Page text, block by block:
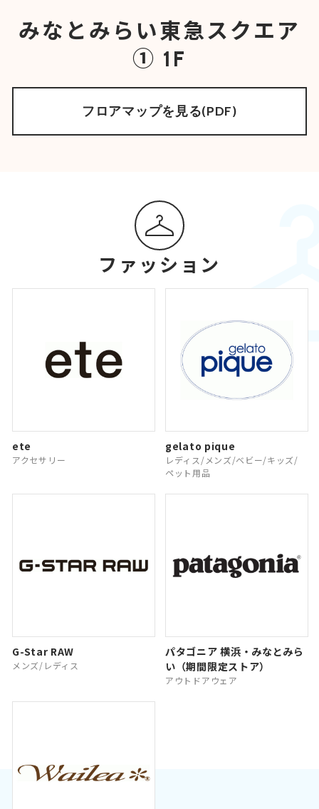
みなとみらい東急スクエア
① 1F
フロアマップを見る(PDF)
ファッション
ete
アクセサリー
gelato pique
レディス/メンズ/ベビー/キッズ/
ペット用品
G-Star RAW
メンズ/レディス
パタゴニア 横浜・みなとみら
い（期間限定ストア）
アウトドアウェア